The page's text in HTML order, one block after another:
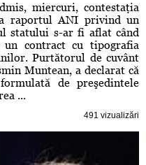
miercuri, contestaţia
raportul ANI privind un
statului s-ar fi aflat când
contract cu tipografia
Purtătorul de cuvânt
Muntean, a declarat că
de preşedintele
...
491 vizualizări